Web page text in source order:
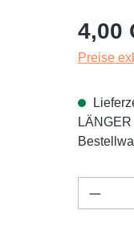
4,00
Preise